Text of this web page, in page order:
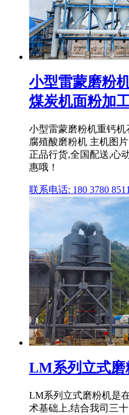
小型雷蒙磨粉
煤炭机面粉加
小型雷蒙磨粉机重钙
腐殖酸磨粉机 主机图
正品行货,全国配送,心
惠哦！
联系电话: 180 3780 8511
LM系列立式磨
LM系列立式磨粉机是
术基础上,结合我司三